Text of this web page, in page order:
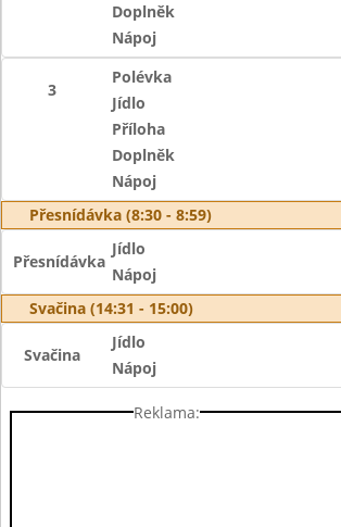
Doplněk
Nápoj
3
Polévka
Jídlo
Příloha
Doplněk
Nápoj
Přesnídávka (8:30 - 8:59)
Přesnídávka
Jídlo
Nápoj
Svačina (14:31 - 15:00)
Svačina
Jídlo
Nápoj
Reklama: